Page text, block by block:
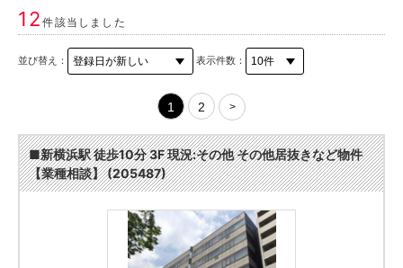
12件該当しました
並び替え： 表示件数：
1 2 >
■新横浜駅 徒歩10分 3F 現況:その他 その他居抜きなど物件
【業種相談】 (205487)